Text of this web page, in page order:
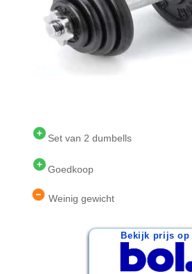
Set van 2 dumbells
Goedkoop
Weinig gewicht
Bekijk prijs op